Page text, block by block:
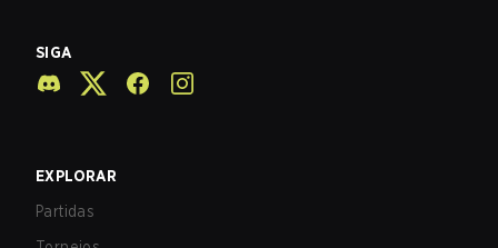
SIGA
EXPLORAR
Partidas